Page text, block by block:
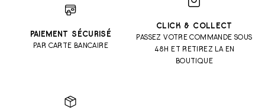
PAIEMENT SÉCURISÉ
PAR CARTE BANCAIRE
CLICK & COLLECT
PASSEZ VOTRE COMMANDE SOUS
48H ET RETIREZ LA EN
BOUTIQUE